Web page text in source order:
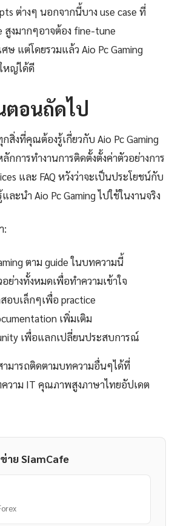
ต่างๆ นอกจากนี้บาง use case ที่
สูงมากๆอาจต้อง fine-tune
ษ แต่โดยรวมแล้ว Aio Pc Gaming
หญ่ได้ดี
ตอนถัดไป
งที่คุณต้องรู้เกี่ยวกับ Aio Pc Gaming
การทำงานการติดตั้งตั้งค่าตัวอย่างการ
และ FAQ หวังว่าจะเป็นประโยชน์กับ
ะนำ Aio Pc Gaming ไปใช้ในงานจริง
:
ตาม guide ในบทความนี้
ย่างทั้งหมดเพื่อทำความเข้าใจ
อบเล็กๆเพื่อ practice
เพิ่มเติม
เพื่อแลกเปลี่ยนประสบการณ์
มารถติดตามบทความอื่นๆได้ที่
ความ IT คุณภาพสูงภาษาไทยอัปเดต
าย SiamCafe